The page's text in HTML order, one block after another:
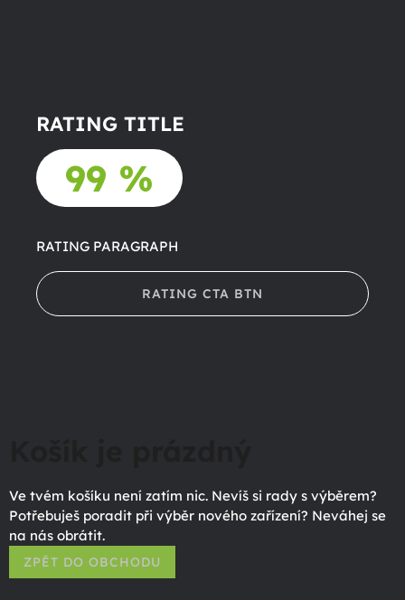
RATING TITLE
99 %
RATING PARAGRAPH
RATING CTA BTN
Ve tvém košíku není zatím nic. Nevíš si rady s výběrem?
Potřebuješ poradit při výběr nového zařízení? Neváhej se
na nás obrátit.
ZPĚT DO OBCHODU